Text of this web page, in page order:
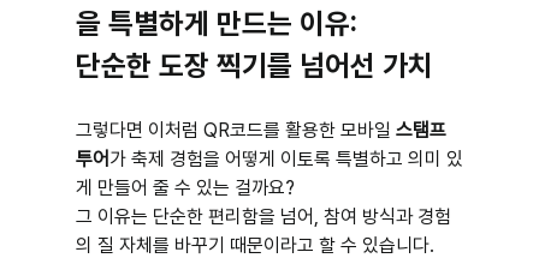
을 특별하게 만드는 이유:
단순한 도장 찍기를 넘어선 가치
그렇다면 이처럼 QR코드를 활용한 모바일 스탬프
투어 가 축제 경험을 어떻게 이토록 특별하고 의미 있
게 만들어 줄 수 있는 걸까요?
그 이유는 단순한 편리함을 넘어, 참여 방식과 경험
의 질 자체를 바꾸기 때문이라고 할 수 있습니다.